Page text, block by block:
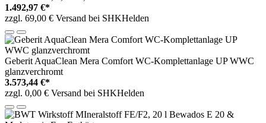
1.492,97 €*
zzgl. 69,00 € Versand bei SHKHelden
Geberit AquaClean Mera Comfort WC-Komplettanlage UP WWC
glanzverchromt
3.573,44 €*
zzgl. 0,00 € Versand bei SHKHelden